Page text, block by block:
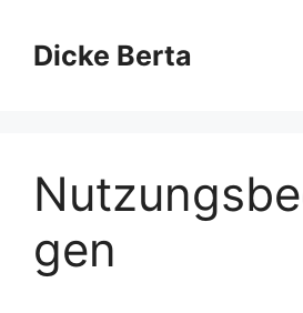
Inhalt
springen
Dicke Berta
gen